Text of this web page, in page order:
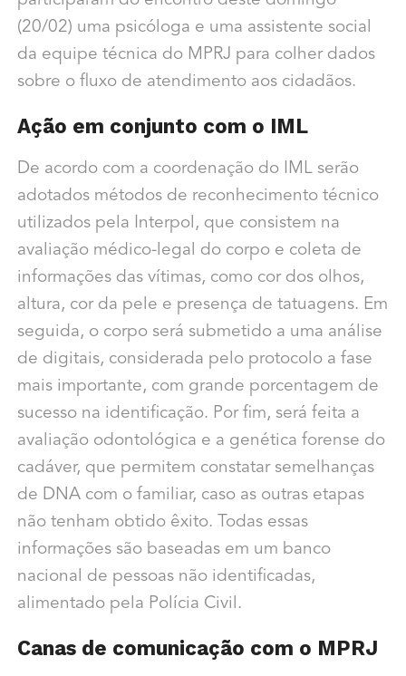
(20/02) uma psicóloga e uma assistente social
da equipe técnica do MPRJ para colher dados
sobre o fluxo de atendimento aos cidadãos.
Ação em conjunto com o IML
De acordo com a coordenação do IML serão
adotados métodos de reconhecimento técnico
utilizados pela Interpol, que consistem na
avaliação médico-legal do corpo e coleta de
informações das vítimas, como cor dos olhos,
altura, cor da pele e presença de tatuagens. Em
seguida, o corpo será submetido a uma análise
de digitais, considerada pelo protocolo a fase
mais importante, com grande porcentagem de
sucesso na identificação. Por fim, será feita a
avaliação odontológica e a genética forense do
cadáver, que permitem constatar semelhanças
de DNA com o familiar, caso as outras etapas
não tenham obtido êxito. Todas essas
informações são baseadas em um banco
nacional de pessoas não identificadas,
alimentado pela Polícia Civil.
Canas de comunicação com o MPRJ